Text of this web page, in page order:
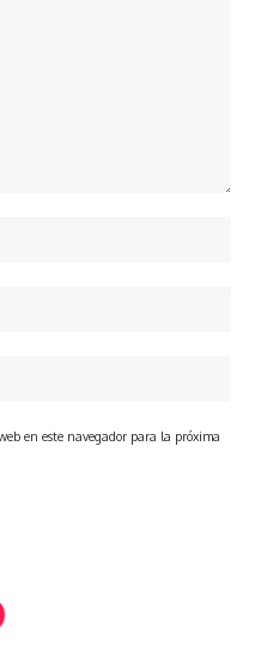
en este navegador para la próxima